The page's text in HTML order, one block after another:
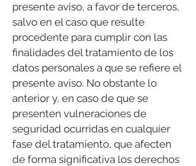
presente aviso, a favor de terceros,
salvo en el caso que resulte
procedente para cumplir con las
finalidades del tratamiento de los
datos personales a que se refiere el
presente aviso. No obstante lo
anterior y, en caso de que se
presenten vulneraciones de
seguridad ocurridas en cualquier
fase del tratamiento, que afecten
de forma significativa los derechos